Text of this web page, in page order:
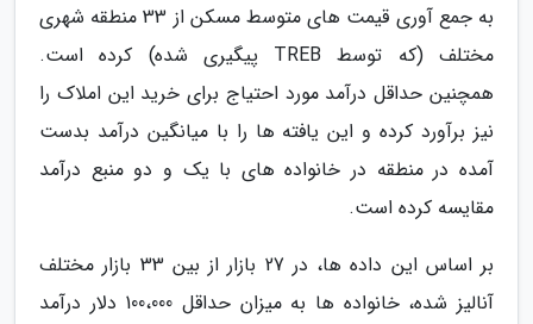
به جمع آوری قیمت های متوسط مسکن از 33 منطقه شهری
مختلف (که توسط TREB پیگیری شده) کرده است.
همچنین حداقل درآمد مورد احتیاج برای خرید این املاک را
نیز برآورد کرده و این یافته ها را با میانگین درآمد بدست
آمده در منطقه در خانواده های با یک و دو منبع درآمد
مقایسه کرده است.
بر اساس این داده ها، در 27 بازار از بین 33 بازار مختلف
آنالیز شده، خانواده ها به میزان حداقل 100،000 دلار درآمد